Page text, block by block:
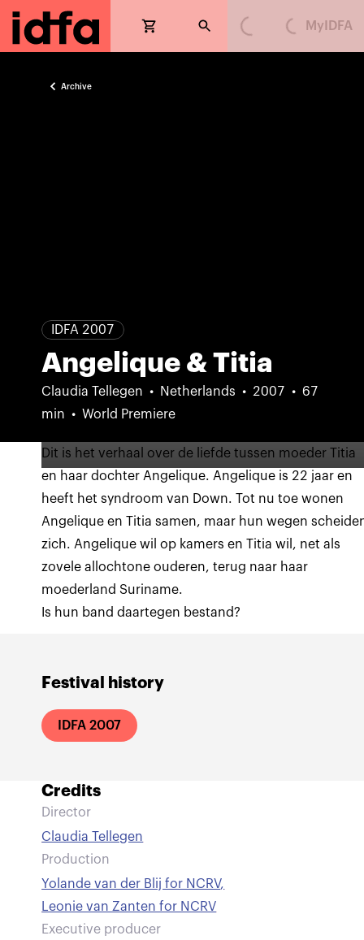
Loading...Loading...
MyIDFA
Archive
IDFA 2007
Angelique & Titia
Claudia Tellegen Netherlands 2007
67
min
World Premiere
Festival history
IDFA 2007
Dit is het verhaal over de liefde tussen moeder Titia
en haar dochter Angelique. Angelique is 22 jaar en
heeft het syndroom van Down. Tot nu toe wonen
Angelique en Titia samen, maar hun wegen
zich. Angelique wil op kamers en Titia wil, net als
zovele allochtone ouderen, terug naar haar
moederland Suriname.
Is hun band daartegen bestand?
Credits
Director
Claudia Tellegen
Production
Yolande van der Blij for NCRV,
Leonie van Zanten for NCRV
Executive producer